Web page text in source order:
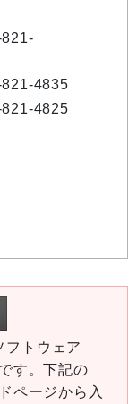
4835
4825
フトウェア
す。下記の
ページから入